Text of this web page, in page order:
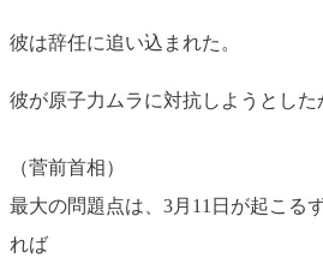
彼は辞任に追い込まれた。
彼が原子力ムラに対抗しようとした
（菅前首相）
最大の問題点は、3月11日が起こる
れば